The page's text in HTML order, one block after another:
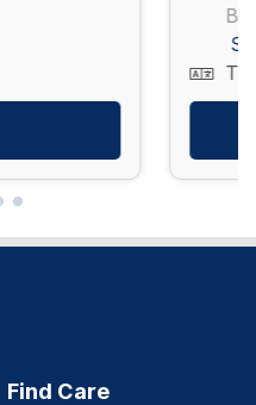
Ba
Find Care